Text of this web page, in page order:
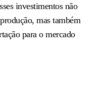
investimentos não
mas também
para o mercado